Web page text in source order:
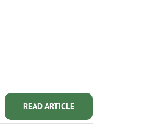
READ ARTICLE